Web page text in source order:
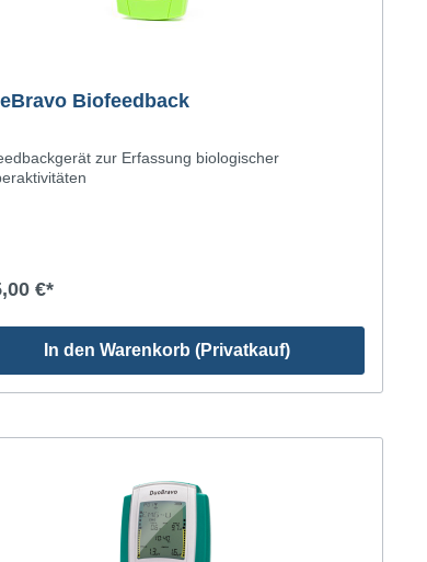
Biofeedback
zur Erfassung biologischer
€*
In den Warenkorb (Privatkauf)